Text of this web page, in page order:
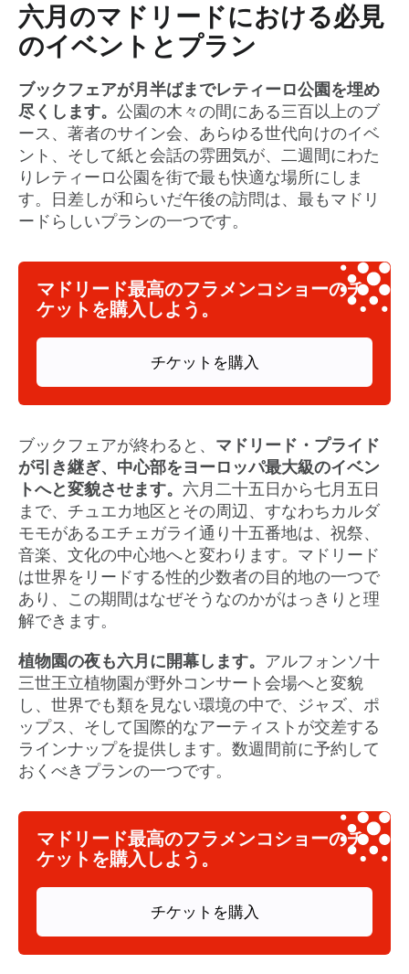
六月のマドリードにおける必見
のイベントとプラン
ブックフェアが月半ばまでレティーロ公園を埋め
尽くします。 公園の木々の間にある三百以上のブ
ース、著者のサイン会、あらゆる世代向けのイベ
ント、そして紙と会話の雰囲気が、二週間にわた
りレティーロ公園を街で最も快適な場所にしま
す。日差しが和らいだ午後の訪問は、最もマドリ
ードらしいプランの一つです。
マドリード最高のフラメンコショーのチ
ケットを購入しよう。
チケットを購入
ブックフェアが終わると、 マドリード・プライド
が引き継ぎ、中心部をヨーロッパ最大級のイベン
トへと変貌させます。 六月二十五日から七月五日
まで、チュエカ地区とその周辺、すなわちカルダ
モモがあるエチェガライ通り十五番地は、祝祭、
音楽、文化の中心地へと変わります。マドリード
は世界をリードする性的少数者の目的地の一つで
あり、この期間はなぜそうなのかがはっきりと理
解できます。
植物園の夜も六月に開幕します。 アルフォンソ十
三世王立植物園が野外コンサート会場へと変貌
し、世界でも類を見ない環境の中で、ジャズ、ポ
ップス、そして国際的なアーティストが交差する
ラインナップを提供します。数週間前に予約して
おくべきプランの一つです。
マドリード最高のフラメンコショーのチ
ケットを購入しよう。
チケットを購入